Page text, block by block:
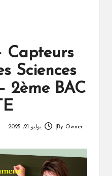
Capteurs
Sciences
2ème BAC
By Owner يوليو 21, 2025